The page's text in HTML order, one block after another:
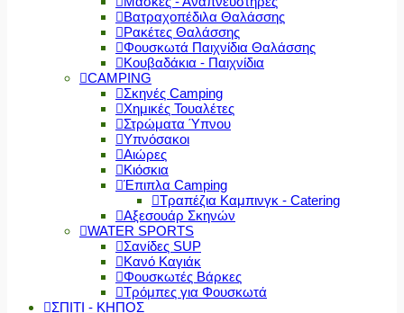
Βατραχοπέδιλα Θαλάσσης
Ρακέτες Θαλάσσης
Φουσκωτά Παιχνίδια Θαλάσσης
Κουβαδάκια - Παιχνίδια
CAMPING
Σκηνές Camping
Χημικές Τουαλέτες
Στρώματα Ύπνου
Υπνόσακοι
Αιώρες
Κιόσκια
Έπιπλα Camping
Τραπέζια Καμπινγκ - Catering
Αξεσουάρ Σκηνών
WATER SPORTS
Σανίδες SUP
Κανό Καγιάκ
Φουσκωτές Βάρκες
Τρόμπες για Φουσκωτά
ΣΠΙΤΙ - ΚΗΠΟΣ